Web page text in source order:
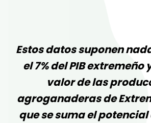
Estos datos suponen
el 7% del PIB extremeño
valor de las
agroganaderas de
que se suma el